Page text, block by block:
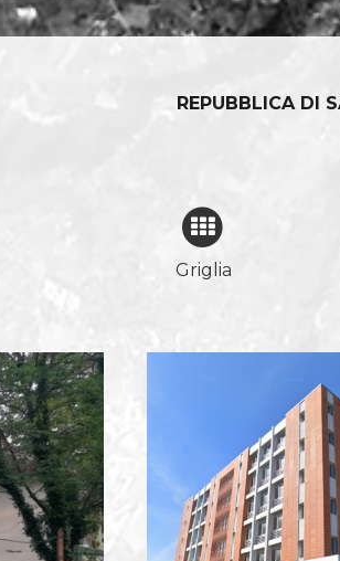
REPUBBLICA DI
Griglia